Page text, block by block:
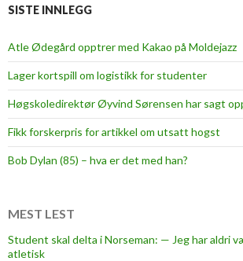
p
å
r
m
e
SISTE INNLEGG
Atle Ødegård opptrer med Kakao på Moldejazz
Lager kortspill om logistikk for studenter
Høgskoledirektør Øyvind Sørensen har sagt
Fikk forskerpris for artikkel om utsatt hogst
Bob Dylan (85) – hva er det med han?
MEST LEST
Student skal delta i Norseman: — Jeg har aldri
atletisk